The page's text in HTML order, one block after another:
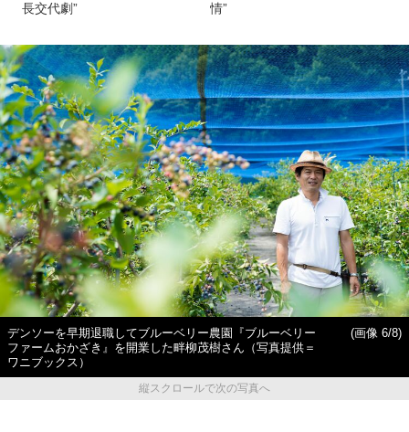
長交代劇” 情”
デンソーを早期退職してブルーベリー農園『ブルーベリー
ファームおかざき』を開業した畔柳茂樹さん（写真提供＝
ワニブックス）
(画像 6/8)
縦スクロールで次の写真へ